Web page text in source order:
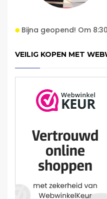
Bijna geopend! Om
VEILIG KOPEN MET